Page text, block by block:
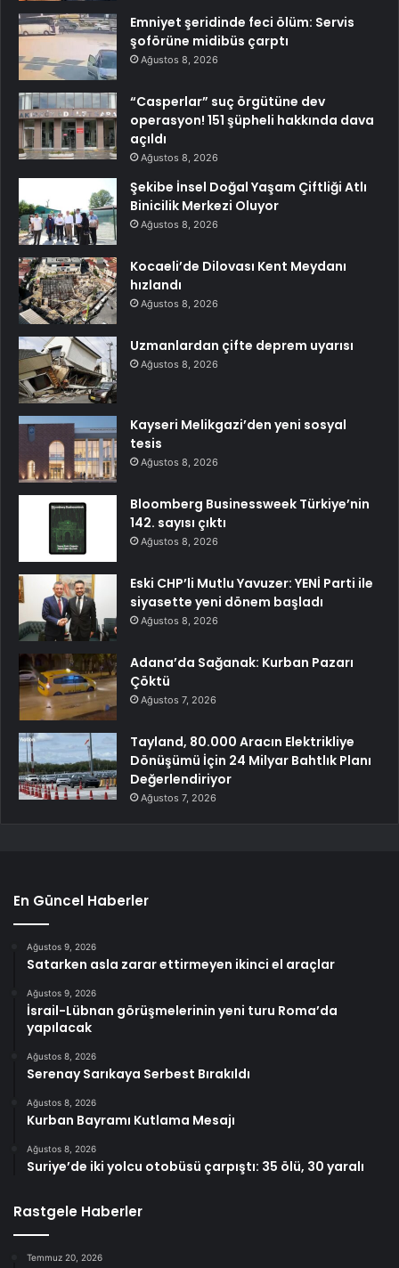
Emniyet şeridinde feci ölüm: Servis
şoförüne midibüs çarptı
Ağustos 8, 2026
“Casperlar” suç örgütüne dev
operasyon! 151 şüpheli hakkında dava
açıldı
Ağustos 8, 2026
Şekibe İnsel Doğal Yaşam Çiftliği Atlı
Binicilik Merkezi Oluyor
Ağustos 8, 2026
Kocaeli’de Dilovası Kent Meydanı
hızlandı
Ağustos 8, 2026
Uzmanlardan çifte deprem uyarısı
Ağustos 8, 2026
Kayseri Melikgazi’den yeni sosyal
tesis
Ağustos 8, 2026
Bloomberg Businessweek Türkiye’nin
142. sayısı çıktı
Ağustos 8, 2026
Eski CHP’li Mutlu Yavuzer: YENİ Parti ile
siyasette yeni dönem başladı
Ağustos 8, 2026
Adana’da Sağanak: Kurban Pazarı
Çöktü
Ağustos 7, 2026
Tayland, 80.000 Aracın Elektrikliye
Dönüşümü İçin 24 Milyar Bahtlık Planı
Değerlendiriyor
Ağustos 7, 2026
En Güncel Haberler
Ağustos 9, 2026
Satarken asla zarar ettirmeyen ikinci el araçlar
Ağustos 9, 2026
İsrail-Lübnan görüşmelerinin yeni turu Roma’da
yapılacak
Ağustos 8, 2026
Serenay Sarıkaya Serbest Bırakıldı
Ağustos 8, 2026
Kurban Bayramı Kutlama Mesajı
Ağustos 8, 2026
Suriye’de iki yolcu otobüsü çarpıştı: 35 ölü, 30 yaralı
Rastgele Haberler
Temmuz 20, 2026